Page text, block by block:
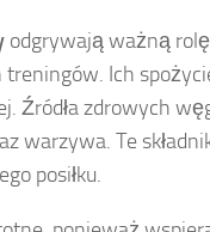
odgrywają ważną
Ich
Źródła zdrowych
warzywa. Te
posiłku.